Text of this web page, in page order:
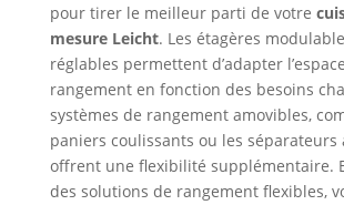
pour tirer le meilleur parti de votre
mesure Leicht. Les étagères
réglables permettent d’adapter
rangement en fonction des besoins
systèmes de rangement amovibles,
paniers coulissants ou les séparateurs
offrent une flexibilité supplémentaire.
des solutions de rangement flexibles,